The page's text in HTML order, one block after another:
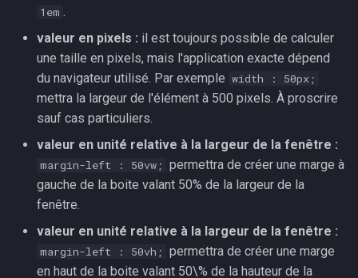
1em
valeur en pixels : il est toujours possible de calculer
une taille en pixels, mais l'application exacte dépend
du navigateur utilisé. Par exemple width : 50px;
mettra la largeur de l'élément à 500 pixels. À proscrire
sauf cas particuliers.
valeur en unité relative à la largeur de la fenêtre :
margin-left : 50vw; permettra de créer une marge à
gauche de la boite valant 50% de la largeur de la
fenêtre.
valeur en unité relative à la largeur de la fenêtre :
margin-left : 50vh; permettra de créer une marge
en haut de la boite valant 50\% de la hauteur de la